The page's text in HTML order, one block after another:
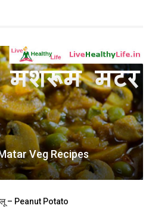
Veg Recipes
– Peanut Potato